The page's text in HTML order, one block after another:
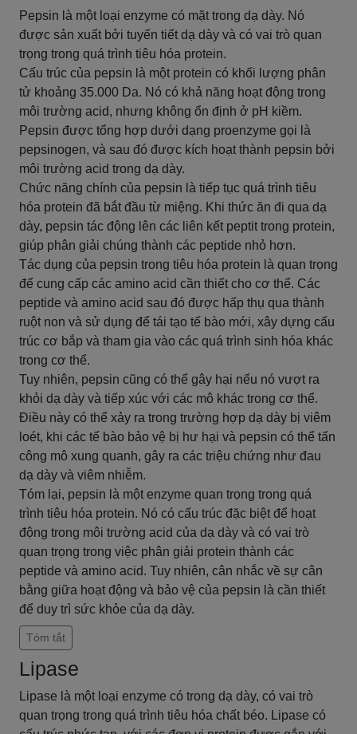
Pepsin là một loại enzyme có mặt trong dạ dày. Nó
được sản xuất bởi tuyến tiết dạ dày và có vai trò quan
trọng trong quá trình tiêu hóa protein.
Cấu trúc của pepsin là một protein có khối lượng phân
tử khoảng 35.000 Da. Nó có khả năng hoạt động trong
môi trường acid, nhưng không ổn định ở pH kiềm.
Pepsin được tổng hợp dưới dạng proenzyme gọi là
pepsinogen, và sau đó được kích hoạt thành pepsin bởi
môi trường acid trong dạ dày.
Chức năng chính của pepsin là tiếp tục quá trình tiêu
hóa protein đã bắt đầu từ miệng. Khi thức ăn đi qua dạ
dày, pepsin tác động lên các liên kết peptit trong protein,
giúp phân giải chúng thành các peptide nhỏ hơn.
Tác dụng của pepsin trong tiêu hóa protein là quan trọng
để cung cấp các amino acid cần thiết cho cơ thể. Các
peptide và amino acid sau đó được hấp thụ qua thành
ruột non và sử dụng để tái tạo tế bào mới, xây dựng cấu
trúc cơ bắp và tham gia vào các quá trình sinh hóa khác
trong cơ thể.
Tuy nhiên, pepsin cũng có thể gây hại nếu nó vượt ra
khỏi dạ dày và tiếp xúc với các mô khác trong cơ thể.
Điều này có thể xảy ra trong trường hợp dạ dày bị viêm
loét, khi các tế bào bảo vệ bị hư hại và pepsin có thể tấn
công mô xung quanh, gây ra các triệu chứng như đau
dạ dày và viêm nhiễm.
Tóm lại, pepsin là một enzyme quan trọng trong quá
trình tiêu hóa protein. Nó có cấu trúc đặc biệt để hoạt
động trong môi trường acid của dạ dày và có vai trò
quan trọng trong việc phân giải protein thành các
peptide và amino acid. Tuy nhiên, cân nhắc về sự cân
bằng giữa hoạt động và bảo vệ của pepsin là cần thiết
để duy trì sức khỏe của dạ dày.
Tóm tắt
Lipase
Lipase là một loại enzyme có trong dạ dày, có vai trò
quan trọng trong quá trình tiêu hóa chất béo. Lipase có